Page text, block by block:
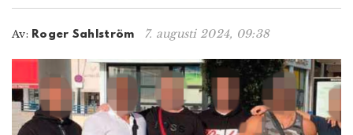
g
t
i
o
n
Av: Roger Sahlström 7. augusti 2024, 09:38